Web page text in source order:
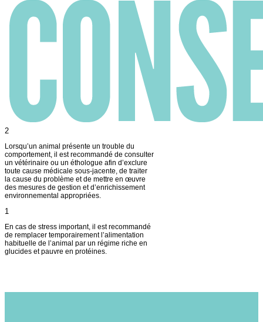
2
Lorsqu’un animal présente un trouble du
comportement, il est recommandé de consulter
un vétérinaire ou un éthologue afin d’exclure
toute cause médicale sous-jacente, de traiter
la cause du problème et de mettre en œuvre
des mesures de gestion et d’enrichissement
environnemental appropriées.
1
En cas de stress important, il est recommandé
de remplacer temporairement l’alimentation
habituelle de l’animal par un régime riche en
glucides et pauvre en protéines.